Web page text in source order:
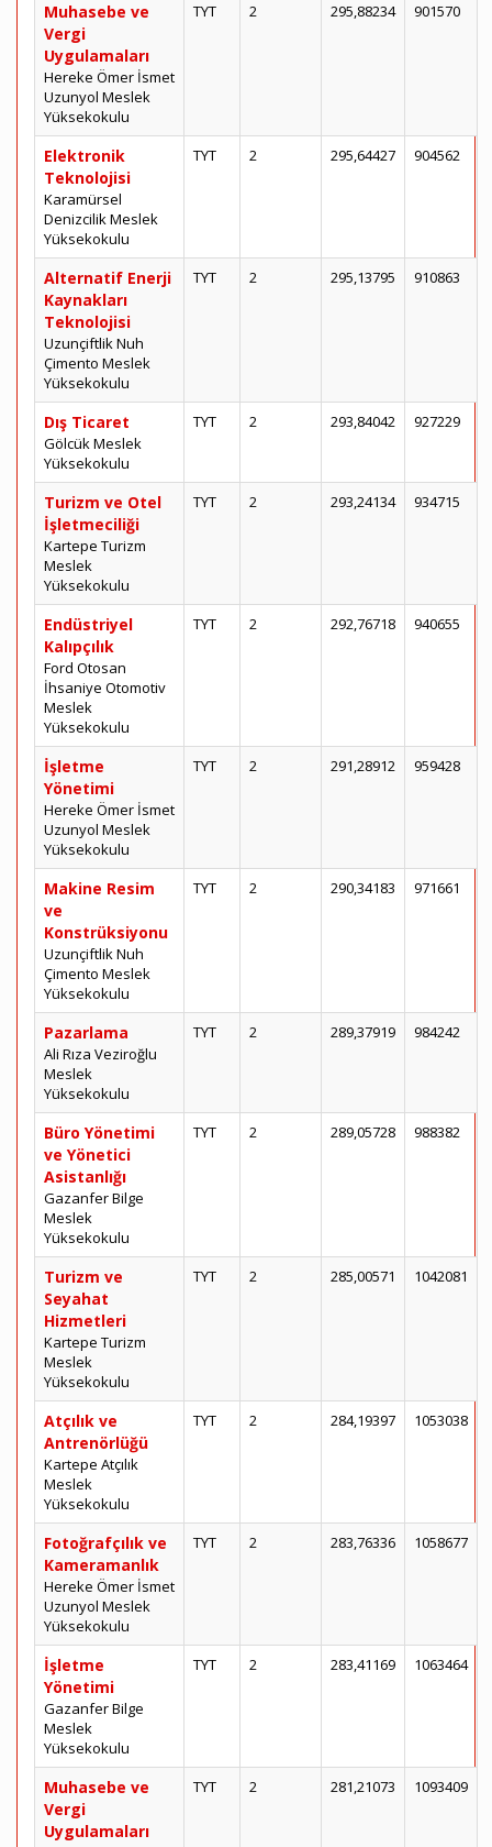
Muhasebe ve
Vergi
Uygulamaları
Hereke Ömer İsmet
Uzunyol Meslek
Yüksekokulu
TYT 2 295,88234 901570
Elektronik
Teknolojisi
Karamürsel
Denizcilik Meslek
Yüksekokulu
TYT 2 295,64427 904562
Alternatif Enerji
Kaynakları
Teknolojisi
Uzunçiftlik Nuh
Çimento Meslek
Yüksekokulu
TYT 2 295,13795 910863
Dış Ticaret
Gölcük Meslek
Yüksekokulu
TYT 2 293,84042 927229
Turizm ve Otel
İşletmeciliği
Kartepe Turizm
Meslek
Yüksekokulu
TYT 2 293,24134 934715
Endüstriyel
Kalıpçılık
Ford Otosan
İhsaniye Otomotiv
Meslek
Yüksekokulu
TYT 2 292,76718 940655
İşletme
Yönetimi
Hereke Ömer İsmet
Uzunyol Meslek
Yüksekokulu
TYT 2 291,28912 959428
Makine Resim
ve
Konstrüksiyonu
Uzunçiftlik Nuh
Çimento Meslek
Yüksekokulu
TYT 2 290,34183 971661
Pazarlama
Ali Rıza Veziroğlu
Meslek
Yüksekokulu
TYT 2 289,37919 984242
Büro Yönetimi
ve Yönetici
Asistanlığı
Gazanfer Bilge
Meslek
Yüksekokulu
TYT 2 289,05728 988382
Turizm ve
Seyahat
Hizmetleri
Kartepe Turizm
Meslek
Yüksekokulu
TYT 2 285,00571 1042081
Atçılık ve
Antrenörlüğü
Kartepe Atçılık
Meslek
Yüksekokulu
TYT 2 284,19397 1053038
Fotoğrafçılık ve
Kameramanlık
Hereke Ömer İsmet
Uzunyol Meslek
Yüksekokulu
TYT 2 283,76336 1058677
İşletme
Yönetimi
Gazanfer Bilge
Meslek
Yüksekokulu
TYT 2 283,41169 1063464
Muhasebe ve
Vergi
Uygulamaları
TYT 2 281,21073 1093409